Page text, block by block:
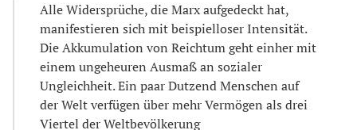
Alle Widersprüche, die Marx aufgedeckt hat,
manifestieren sich mit beispielloser Intensität.
Die Akkumulation von Reichtum geht einher mit
einem ungeheuren Ausmaß an sozialer
Ungleichheit. Ein paar Dutzend Menschen auf
der Welt verfügen über mehr Vermögen als drei
Viertel der Weltbevölkerung